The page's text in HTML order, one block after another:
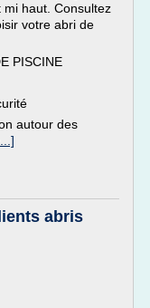
haut. Consultez
votre abri de
PISCINE
autour des
abris